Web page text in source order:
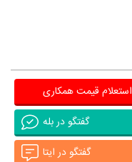
استعلام قیمت همکاری
گفتگو در بله
گفتگو در ایتا